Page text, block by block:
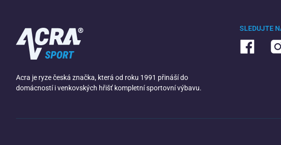
Acra je ryze česká značka, která od roku 1991 přináší do
domácností i venkovských hřišť kompletní sportovní výbavu.
SLEDUJTE